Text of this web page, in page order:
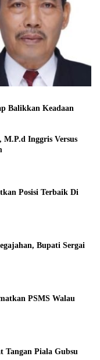
Balikkan Keadaan
Inggris Versus
Posisi Terbaik Di
Bupati Sergai
PSMS Walau
Tangan Piala Gubsu